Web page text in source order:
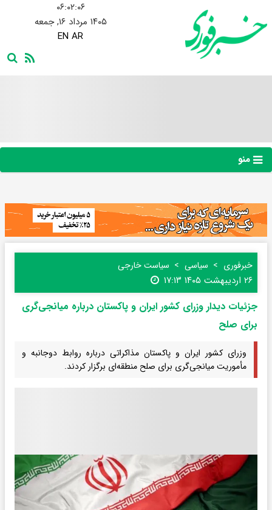
۰۶:۰۲:۰۷
۱۴۰۵ مرداد ۱۶, جمعه
EN AR
منو
خبرفوری سیاسی سیاست خارجی
۲۶ اردیبهشت ۱۴۰۵ ۱۷:۱۳
جزئیات دیدار وزرای کشور ایران و پاکستان درباره میانجی‌گری
برای صلح
وزرای کشور ایران و پاکستان مذاکراتی درباره روابط دوجانبه و
مأموریت میانجی‌گری برای صلح منطقه‌ای برگزار کردند.